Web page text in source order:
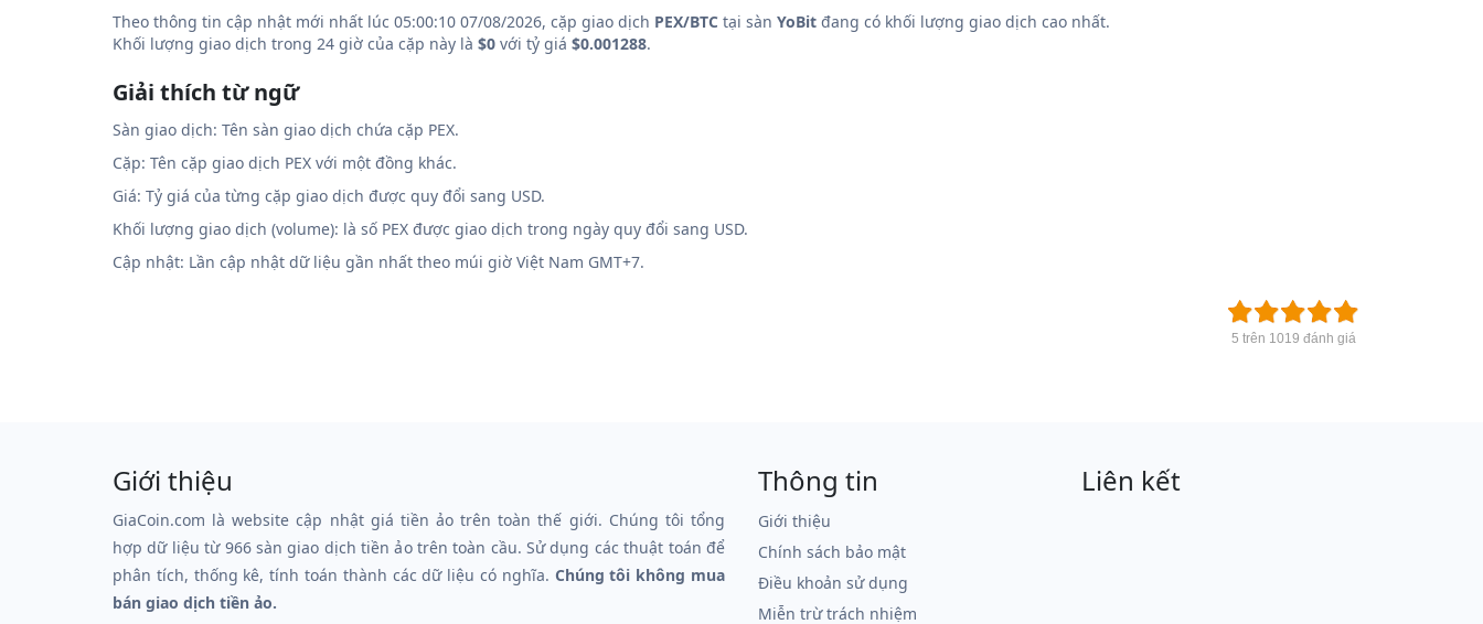
Theo thông tin cập nhật mới nhất lúc 05:00:10 07/08/2026, cặp giao dịch PEX/BTC tại sàn YoBit đang có khối lượng giao dịch cao nhất.
Khối lượng giao dịch trong 24 giờ của cặp này là $0 với tỷ giá $0.001288.
Giải thích từ ngữ
Sàn giao dịch: Tên sàn giao dịch chứa cặp PEX.
Cặp: Tên cặp giao dịch PEX với một đồng khác.
Giá: Tỷ giá của từng cặp giao dịch được quy đổi sang USD.
Khối lượng giao dịch (volume): là số PEX được giao dịch trong ngày quy đổi sang USD.
Cập nhật: Lần cập nhật dữ liệu gần nhất theo múi giờ Việt Nam GMT+7.
5 trên 1019 đánh giá
Giới thiệu
GiaCoin.com là website cập nhật giá tiền ảo trên toàn thế giới. Chúng tôi tổng
hợp dữ liệu từ 966 sàn giao dịch tiền ảo trên toàn cầu. Sử dụng các thuật toán để
phân tích, thống kê, tính toán thành các dữ liệu có nghĩa. Chúng tôi không mua
bán giao dịch tiền ảo.
Thông tin
Giới thiệu
Chính sách bảo mật
Điều khoản sử dụng
Miễn trừ trách nhiệm
Liên kết